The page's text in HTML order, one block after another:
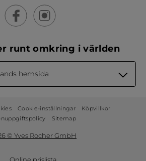
runt omkring i världen
hemsida
Cookie-inställningar
Köpvillkor
Sitemap
© Yves Rocher GmbH